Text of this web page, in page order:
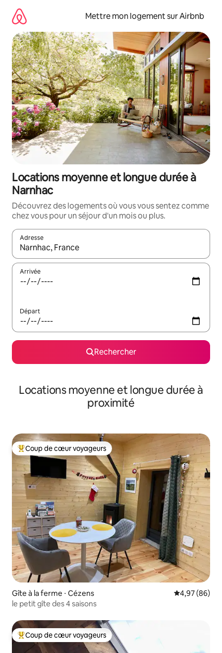
directement
contenu
Mettre mon logement sur Airbnb
Locations moyenne et longue durée à
Narnhac
Découvrez des logements où vous vous sentez comme
chez vous pour un séjour d'un mois ou plus.
Adresse
Lorsque les résultats s'affichent, utilisez les flèches vers le
Arrivée
Départ
Rechercher
Locations moyenne et longue durée à
proximité
Coups de cœur voyageurs les plus appréciés
Coup de cœur voyageurs
Gîte à la ferme ⋅ Cézens Évaluation
4,97 (86)
le petit gîte des 4 saisons
Coups de cœur voyageurs les plus appréciés
Coup de cœur voyageurs